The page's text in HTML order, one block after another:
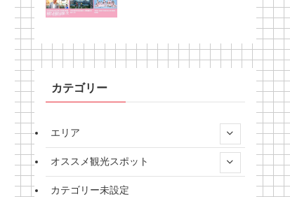
カテゴリー
エリア
オススメ観光スポット
カテゴリー未設定